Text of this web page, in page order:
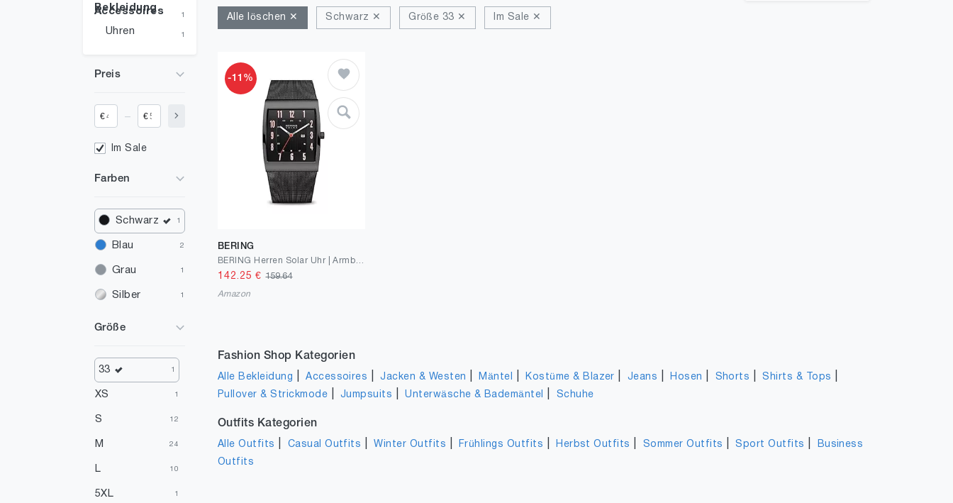
Bekleidung
Accessoires 1
Uhren 1
Preis
€ €
Im Sale
Farben
Schwarz 1
Blau 2
Grau 1
Silber 1
Größe
33 1
XS 1
S 12
M 24
L 10
5XL 1
Alle löschen ✕ Schwarz ✕ Größe 33 ✕ Im Sale ✕
-11%
BERING
142.25 €159.64
Amazon
Fashion Shop Kategorien
Alle Bekleidung |Accessoires |Jacken & Westen Mäntel Kostüme & Blazer Jeans Hosen Shorts |Shirts & Tops
Pullover & Strickmode |Jumpsuits |Unterwäsche & Bademäntel Schuhe
Outfits Kategorien
Alle Outfits Casual Outfits |Winter Outfits Frühlings Outfits Herbst Outfits Sommer Outfits |Sport Outfits
Business
Outfits